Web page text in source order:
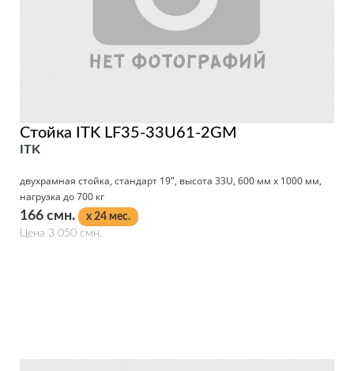
Стойка ITK LF35-33U61-2GM
ITK
двухрамная стойка, стандарт 19", высота 33U, 600 мм x 1000 мм,
нагрузка до 700 кг
166 смн.
x 24 мес.
Цена 3 050 смн.